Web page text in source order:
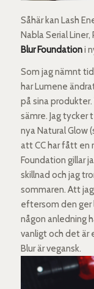
Såhär kan Lash
Nabla Serial
Blur Foundationi
Som jag nämnt
har Lumene
på sina
sämre. Jag tycker
nya Natural Glow
att CC har fått en
Foundation gillar
skillnad och jag
sommaren. Att
eftersom den ger
någon anledning
vanligt och det är
Blur är vegansk.